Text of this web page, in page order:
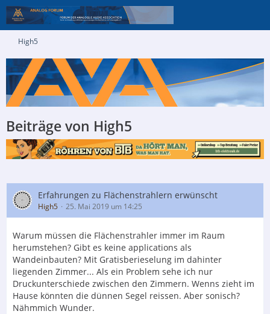
High5
Beiträge von High5
Erfahrungen zu Flächenstrahlern erwünscht
High5 25. Mai 2019 um 14:25
Warum müssen die Flächenstrahler immer im Raum
herumstehen? Gibt es keine applications als
Wandeinbauten? Mit Gratisberieselung im dahinter
liegenden Zimmer... Als ein Problem sehe ich nur
Druckunterschiede zwischen den Zimmern. Wenns zieht im
Hause könnten die dünnen Segel reissen. Aber sonisch?
Nähmmich Wunder.